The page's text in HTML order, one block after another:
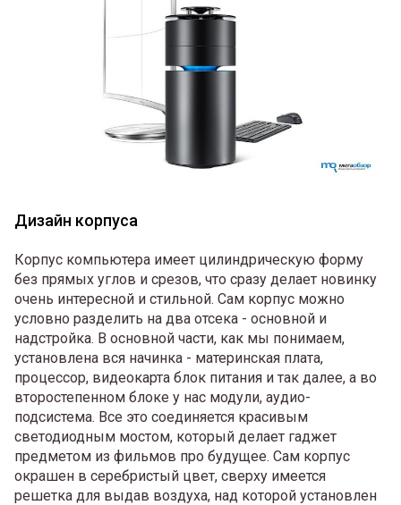
Дизайн корпуса
Корпус компьютера имеет цилиндрическую форму
без прямых углов и срезов, что сразу делает новинку
очень интересной и стильной. Сам корпус можно
условно разделить на два отсека - основной и
надстройка. В основной части, как мы понимаем,
установлена вся начинка - материнская плата,
процессор, видеокарта блок питания и так далее, а во
второстепенном блоке у нас модули, аудио-
подсистема. Все это соединяется красивым
светодиодным мостом, который делает гаджет
предметом из фильмов про будущее. Сам корпус
окрашен в серебристый цвет, сверху имеется
решетка для выдав воздуха, над которой установлен